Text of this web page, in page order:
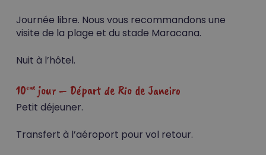
Journée libre. Nous vous recommandons une
visite de la plage et du stade Maracana.
Nuit à l’hôtel.
10emejour – Départ de Rio de Janeiro
Petit déjeuner.
Transfert à l’aéroport pour vol retour.